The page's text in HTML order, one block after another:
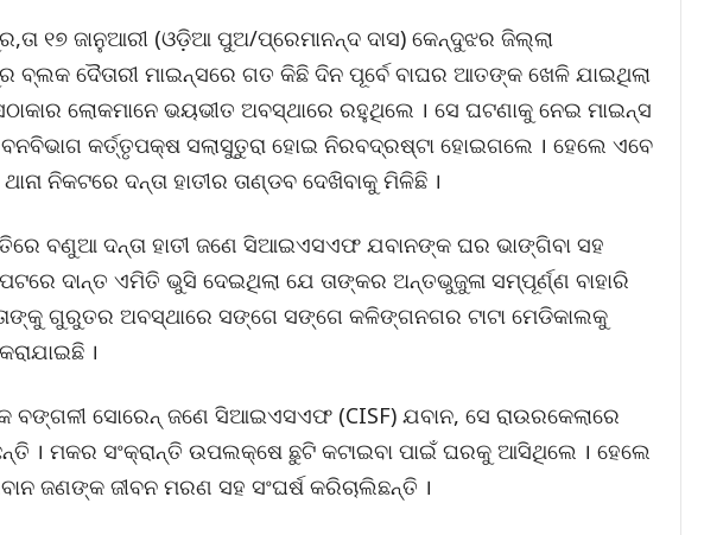
୧୭ ଜାନୁଆରୀ (ଓଡ଼ିଆ ପୁଅ/ପ୍ରେମାନନ୍ଦ ଦାସ) କେନ୍ଦୁଝର ଜିଲ୍ଲା
ବ୍ଲକ ଦୈତାରୀ ମାଇନ୍ସରେ ଗତ କିଛି ଦିନ ପୂର୍ବେ ବାଘର ଆତଙ୍କ ଖେଳି ଯାଇଥିଲା
ଲୋକମାନେ ଭୟଭୀତ ଅବସ୍ଥାରେ ରହୁଥିଲେ । ସେ ଘଟଣାକୁ ନେଇ ମାଇନ୍ସ
କର୍ତ୍ତୃପକ୍ଷ ସଲାସୁତୁରା ହୋଇ ନିରବଦ୍ରଷ୍ଟା ହୋଇଗଲେ । ହେଲେ ଏବେ
ନିକଟରେ ଦନ୍ତା ହାତୀର ତାଣ୍ଡବ ଦେଖିବାକୁ ମିଳିଛି ।
ବଣୁଆ ଦନ୍ତା ହାତୀ ଜଣେ ସିଆଇଏସଏଫ ଯବାନଙ୍କ ଘର ଭାଙ୍ଗିବା ସହ
ଦାନ୍ତ ଏମିତି ଭୁସି ଦେଇଥିଲା ଯେ ତାଙ୍କର ଅନ୍ତଭୁଜୁଳା ସମ୍ପୂର୍ଣ୍ଣ ବାହାରି
ଗୁରୁତର ଅବସ୍ଥାରେ ସଙ୍ଗେ ସଙ୍ଗେ କଳିଙ୍ଗନଗର ଟାଟା ମେଡିକାଲକୁ
।
ବଙ୍ଗଳୀ ସୋରେନ୍ ଜଣେ ସିଆଇଏସଏଫ (CISF) ଯବାନ, ସେ ରାଉରକେଲାରେ
। ମକର ସଂକ୍ରାନ୍ତି ଉପଲକ୍ଷେ ଛୁଟି କଟାଇବା ପାଇଁ ଘରକୁ ଆସିଥିଲେ । ହେଲେ
ଜଣଙ୍କ ଜୀବନ ମରଣ ସହ ସଂଘର୍ଷ କରିଚାଲିଛନ୍ତି ।